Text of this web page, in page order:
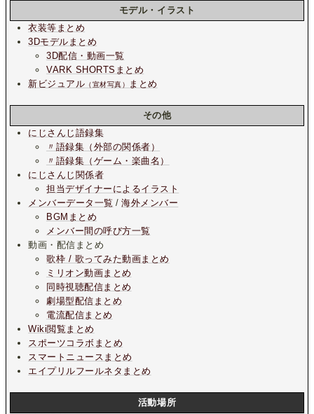
モデル・イラスト
衣装等まとめ
3Dモデルまとめ
3D配信・動画一覧
VARK SHORTSまとめ
新ビジュアル （宣材写真） まとめ
その他
にじさんじ語録集
〃語録集（外部の関係者）
〃語録集（ゲーム・楽曲名）
にじさんじ関係者
担当デザイナーによるイラスト
メンバーデータ一覧 /海外メンバー
BGMまとめ
メンバー間の呼び方一覧
動画・配信まとめ
歌枠 / 歌ってみた動画まとめ
ミリオン動画まとめ
同時視聴配信まとめ
劇場型配信まとめ
電流配信まとめ
Wiki閲覧まとめ
スポーツコラボまとめ
スマートニュースまとめ
エイプリルフールネタまとめ
活動場所